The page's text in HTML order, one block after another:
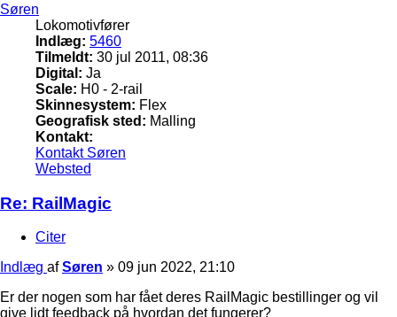
Søren
Lokomotivfører
Indlæg: 5460
Tilmeldt: 30 jul 2011, 08:36
Digital: Ja
Scale: H0 - 2-rail
Skinnesystem: Flex
Geografisk sted: Malling
Kontakt:
Kontakt Søren
Websted
Re: RailMagic
Citer
Indlæg afSøren » 09 jun 2022, 21:10
Er der nogen som har fået deres RailMagic bestillinger og vil
give lidt feedback på hvordan det fungerer?